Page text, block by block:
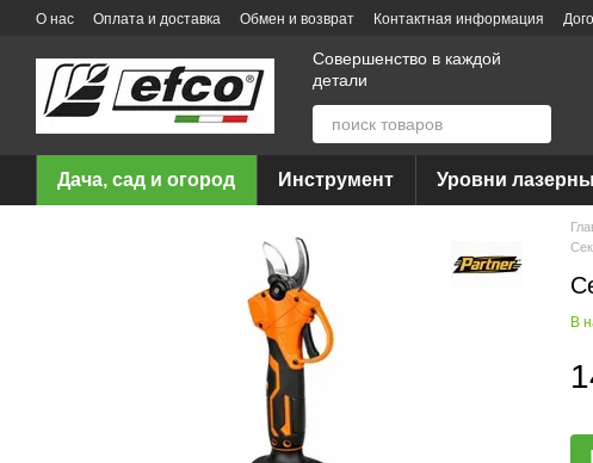
Перейти к основному контенту
О нас Оплата и доставка Обмен и возврат Контактная информация
Совершенство в каждой
детали
Дача, сад и огород Инструмент Уровни
В